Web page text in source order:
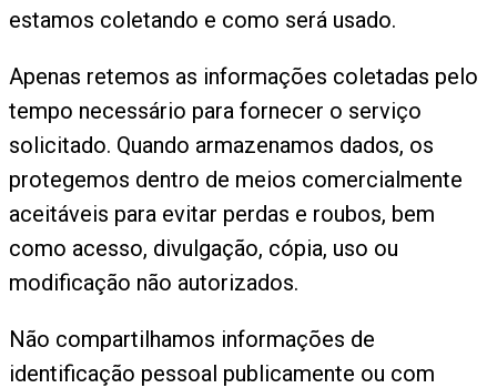
estamos coletando e como será usado.
Apenas retemos as informações coletadas pelo
tempo necessário para fornecer o serviço
solicitado. Quando armazenamos dados, os
protegemos dentro de meios comercialmente
aceitáveis para evitar perdas e roubos, bem
como acesso, divulgação, cópia, uso ou
modificação não autorizados.
Não compartilhamos informações de
identificação pessoal publicamente ou com